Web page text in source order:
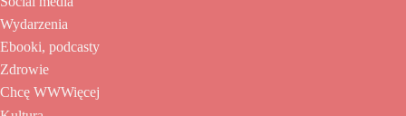
Wydarzenia
Ebooki, podcasty
Zdrowie
Chcę WWWięcej